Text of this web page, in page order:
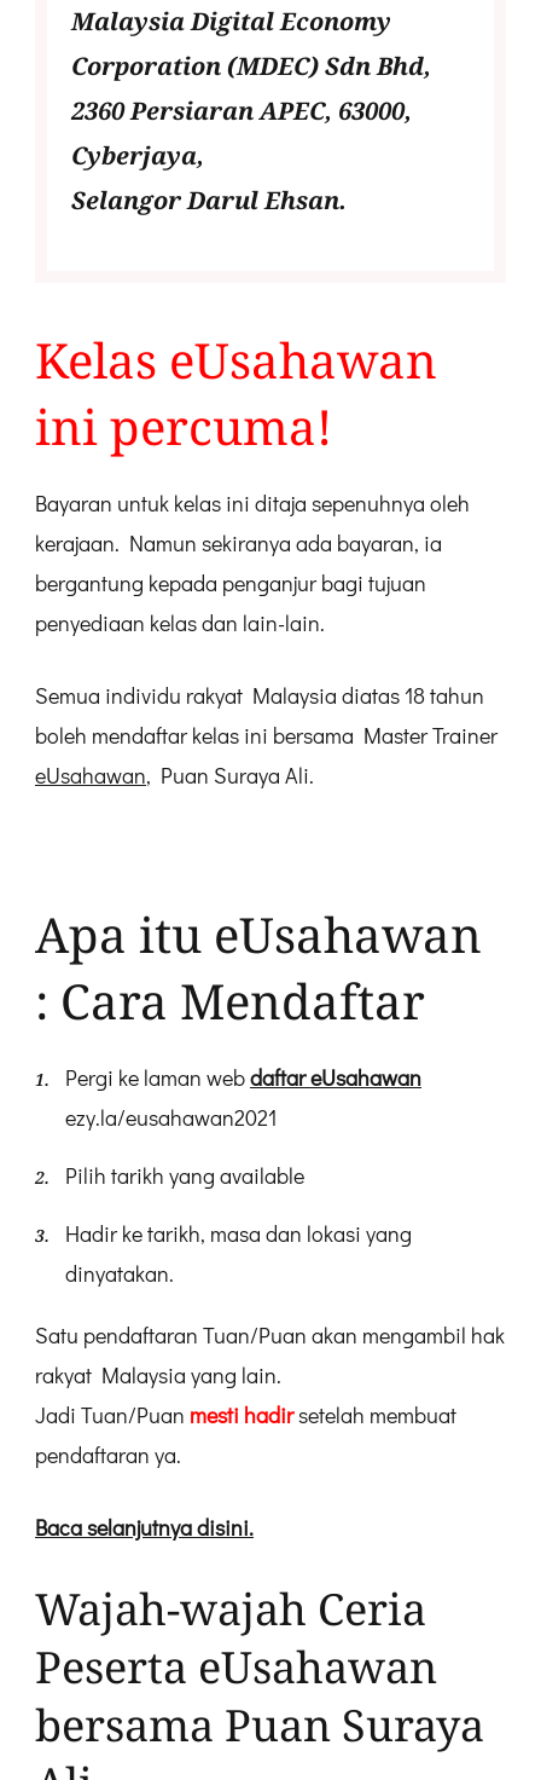
Malaysia Digital Economy
Corporation (MDEC) Sdn Bhd,
2360 Persiaran APEC, 63000,
Cyberjaya,
Selangor Darul Ehsan.
Kelas eUsahawan
ini percuma!
Bayaran untuk kelas ini ditaja sepenuhnya oleh
kerajaan. Namun sekiranya ada bayaran, ia
bergantung kepada penganjur bagi tujuan
penyediaan kelas dan lain-lain.
Semua individu rakyat Malaysia diatas 18 tahun
boleh mendaftar kelas ini bersama Master Trainer
eUsahawan, Puan Suraya Ali.
Apa itu eUsahawan
: Cara Mendaftar
Pergi ke laman webdaftar eUsahawan
ezy.la/eusahawan2021
Pilih tarikh yang available
Hadir ke tarikh, masa dan lokasi yang
dinyatakan.
Satu pendaftaran Tuan/Puan akan mengambil hak
rakyat Malaysia yang lain.
Jadi Tuan/Puan mesti hadirsetelah membuat
pendaftaran ya.
Baca selanjutnya disini.
Wajah-wajah Ceria
Peserta eUsahawan
bersama Puan Suraya